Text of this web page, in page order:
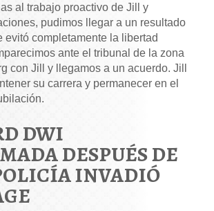
al trabajo proactivo de Jill y
pudimos llegar a un resultado
evitó completamente la libertad
ante el tribunal de la zona
con Jill y llegamos a un acuerdo. Jill
su carrera y permanecer en el
DWI
DESPUÉS DE
INVADIÓ